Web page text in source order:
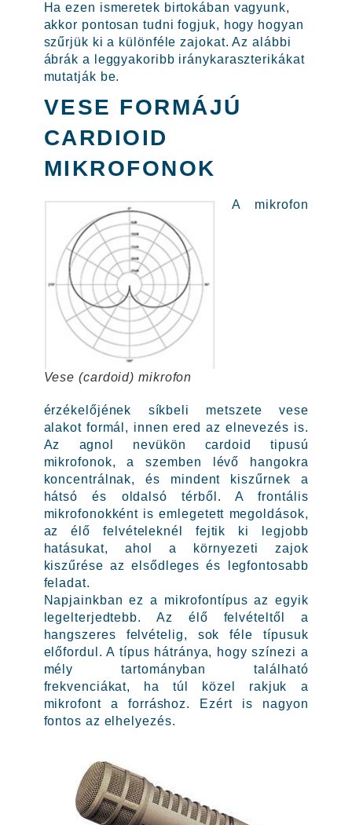
Ha ezen ismeretek birtokában vagyunk,
akkor pontosan tudni fogjuk, hogy hogyan
szűrjük ki a különféle zajokat. Az alábbi
ábrák a leggyakoribb iránykaraszterikákat
mutatják be.
VESE FORMÁJÚ
CARDIOID
MIKROFONOK
Vese (cardoid) mikrofon
A mikrofon
érzékelőjének síkbeli metszete vese
alakot formál, innen ered az elnevezés is.
Az agnol nevükön cardoid tipusú
mikrofonok, a szemben lévő hangokra
koncentrálnak, és mindent kiszűrnek a
hátsó és oldalsó térből. A frontális
mikrofonokként is emlegetett megoldások,
az élő felvételeknél fejtik ki legjobb
hatásukat, ahol a környezeti zajok
kiszűrése az elsődleges és legfontosabb
feladat.
Napjainkban ez a mikrofontípus az egyik
legelterjedtebb. Az élő felvételtől a
hangszeres felvételig, sok féle típusuk
előfordul. A típus hátránya, hogy színezi a
mély tartományban található
frekvenciákat, ha túl közel rakjuk a
mikrofont a forráshoz. Ezért is nagyon
fontos az elhelyezés.